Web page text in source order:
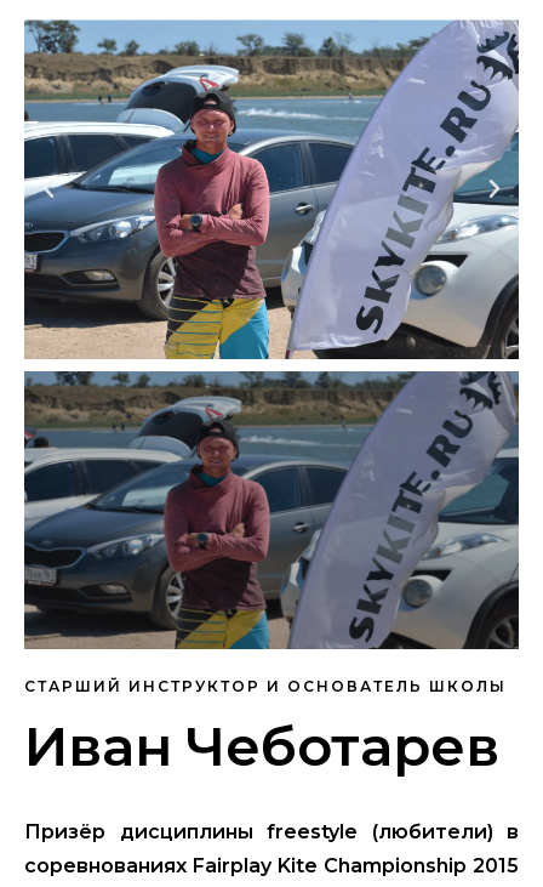
СТАРШИЙ ИНСТРУКТОР И ОСНОВАТЕЛЬ ШКОЛЫ
Иван Чеботарев
Призёр дисциплины freestyle (любители) в
соревнованиях Fairplay Kite Championship 2015